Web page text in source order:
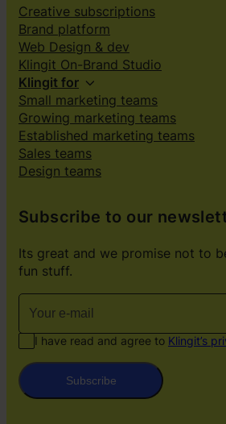
Creative subscriptions
Brand platform
Web Design & dev
Klingit On-Brand Studio
Klingit for
Small marketing teams
Growing marketing teams
Established marketing teams
Sales teams
Design teams
Subscribe to our
Its great and we promise not to
fun stuff.
I have read and agree to Klingit’s
Subscribe